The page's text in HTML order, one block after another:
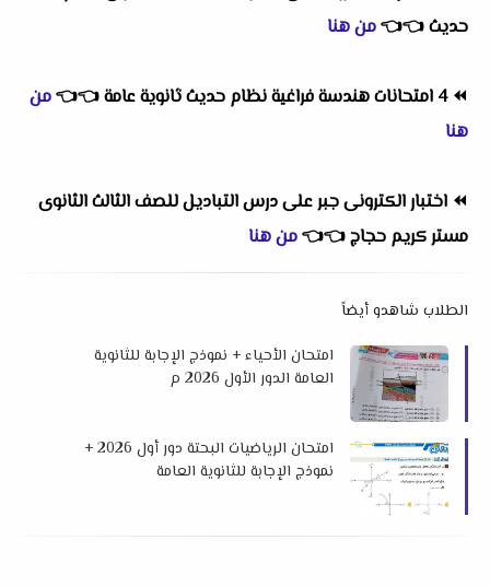
حديث👈
👈من هنا
⏪4 امتحانات هندسة فراغية نظام حديث ثانوية عامة 👈
👈من
هنا
⏪ اختبار الكترونى جبر على درس التباديل للصف الثالث الثانوى
مستر كريم حجاج👈
👈من هنا
الطلاب شاهدو أيضاً
امتحان الأحياء + نموذج الإجابة للثانوية
العامة الدور الأول 2026 م
امتحان الرياضيات البحتة دور أول 2026 +
نموذج الإجابة للثانوية العامة